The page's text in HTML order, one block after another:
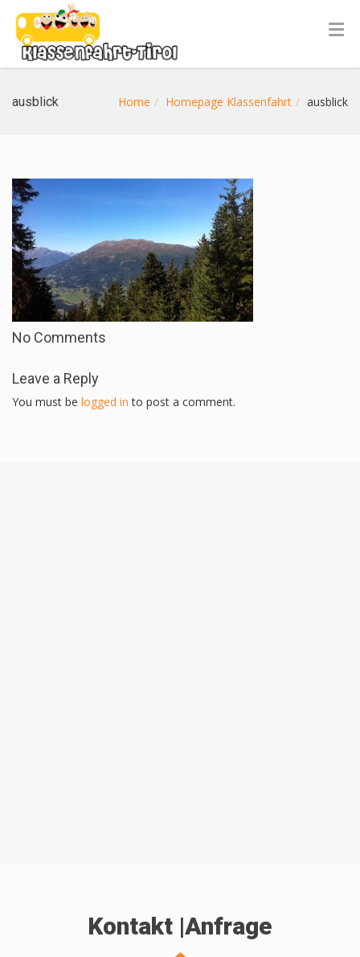
ausblick Home Homepage Klassenfahrt ausblick
No Comments
Leave a Reply
You must be logged in to post a comment.
Kontakt |Anfrage